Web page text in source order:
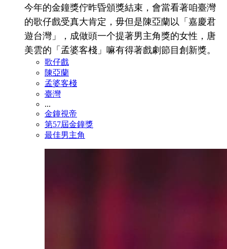
今年的金鐘獎佇昨昏頒獎結束，會當看著咱臺灣
的歌仔戲受真大肯定，毋但是陳亞蘭以「嘉慶君
遊台灣」，成做頭一个提著男主角獎的女性，唐
美雲的「孟婆客棧」嘛有得著戲劇節目創新獎。
歌仔戲
陳亞蘭
孟婆客棧
臺灣
...
金鐘視帝
第57屆金鐘獎
最佳男主角